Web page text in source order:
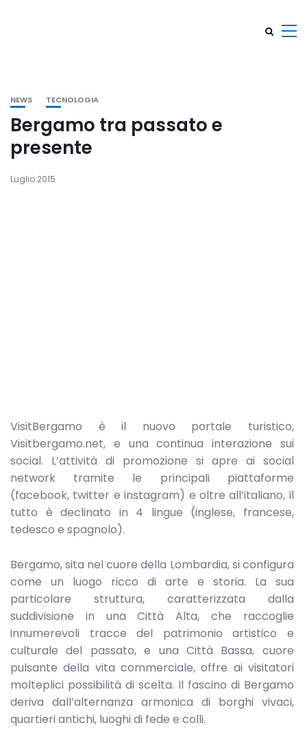
NEWS TECNOLOGIA
Bergamo tra passato e
presente
Luglio 2015
VisitBergamo è il nuovo portale turistico,
Visitbergamo.net, e una continua interazione sui
social. L’attività di promozione si apre ai social
network tramite le principali piattaforme
(facebook, twitter e instagram) e oltre all’italiano, il
tutto è declinato in 4 lingue (inglese, francese,
tedesco e spagnolo).
Bergamo, sita nel cuore della Lombardia, si configura
come un luogo ricco di arte e storia. La sua
particolare struttura, caratterizzata dalla
suddivisione in una Città Alta, che raccoglie
innumerevoli tracce del patrimonio artistico e
culturale del passato, e una Città Bassa, cuore
pulsante della vita commerciale, offre ai visitatori
molteplici possibilità di scelta. Il fascino di Bergamo
deriva dall’alternanza armonica di borghi vivaci,
quartieri antichi, luoghi di fede e colli.